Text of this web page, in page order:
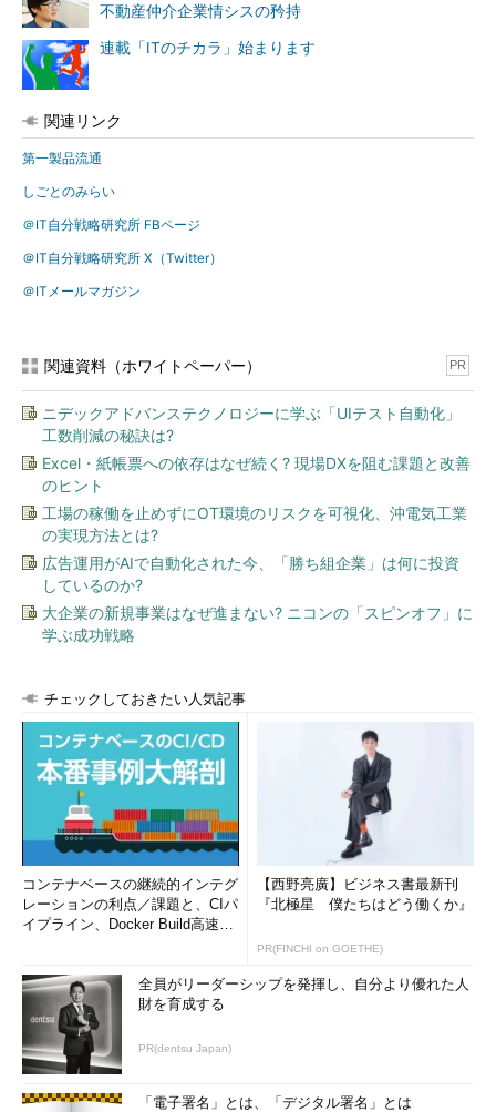
不動産仲介企業情シスの矜持
連載「ITのチカラ」始まります
関連リンク
第一製品流通
しごとのみらい
＠IT自分戦略研究所 FBページ
＠IT自分戦略研究所 X（Twitter）
＠ITメールマガジン
関連資料（ホワイトペーパー） PR
ニデックアドバンステクノロジーに学ぶ「UIテスト自動化」
工数削減の秘訣は?
Excel・紙帳票への依存はなぜ続く? 現場DXを阻む課題と改善
のヒント
工場の稼働を止めずにOT環境のリスクを可視化、沖電気工業
の実現方法とは?
広告運用がAIで自動化された今、「勝ち組企業」は何に投資
しているのか?
大企業の新規事業はなぜ進まない? ニコンの「スピンオフ」に
学ぶ成功戦略
チェックしておきたい人気記事
コンテナベースの継続的インテグ
レーションの利点／課題と、CIパ
イプライン、Docker Build高速化
【西野亮廣】ビジネス書最新刊
『北極星 僕たちはどう働くか』
PR(FINCHI on GOETHE)
全員がリーダーシップを発揮し、自分より優れた人
財を育成する
PR(dentsu Japan)
「電子署名」とは、「デジタル署名」とは